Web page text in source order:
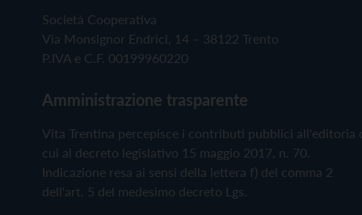
Società Cooperativa
Via Monsignor Endrici, 14 – 38122 Trento
P.IVA e C.F. 00199960220
Amministrazione trasparente
Vita Trentina percepisce i contributi pubblici all'editoria
cui al decreto legislativo 15 maggio 2017, n. 70.
Indicazione resa ai sensi della lettera f) del comma 2
dell'art. 5 del medesimo decreto Lgs.